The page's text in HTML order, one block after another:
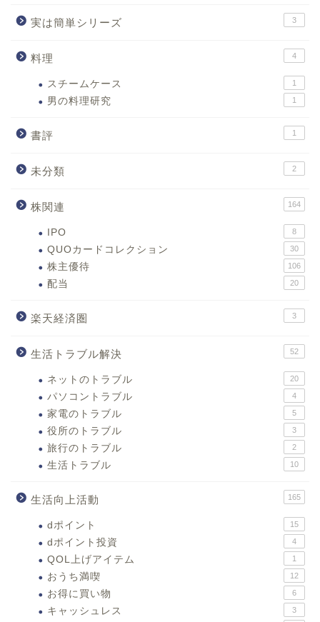
実は簡単シリーズ 3
料理 4
スチームケース 1
男の料理研究 1
書評 1
未分類 2
株関連 164
IPO 8
QUOカードコレクション 30
株主優待 106
配当 20
楽天経済圏 3
生活トラブル解決 52
ネットのトラブル 20
パソコントラブル 4
家電のトラブル 5
役所のトラブル 3
旅行のトラブル 2
生活トラブル 10
生活向上活動 165
dポイント 15
dポイント投資 4
QOL上げアイテム 1
おうち満喫 12
お得に買い物 6
キャッシュレス 3